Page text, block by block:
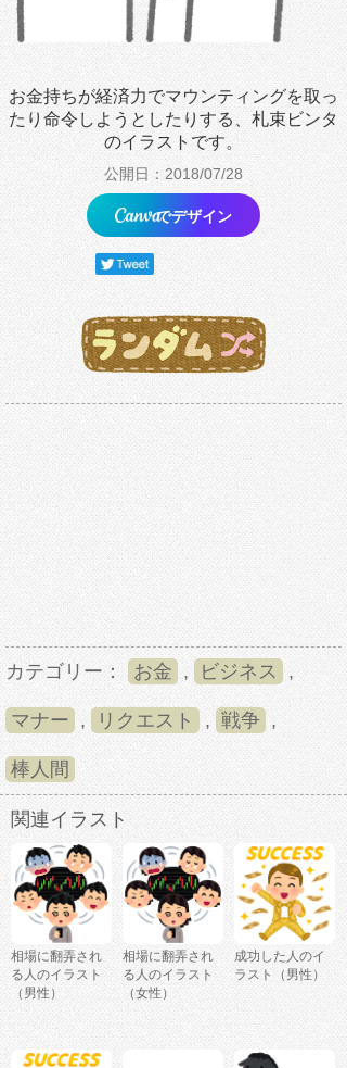
お金持ちが経済力でマウンティングを取っ
たり命令しようとしたりする、札束ビンタ
のイラストです。
公開日：2018/07/28
でデザイン
カテゴリー： お金 , ビジネス ,
マナー , リクエスト , 戦争 ,
棒人間
関連イラスト
相場に翻弄され
る人のイラスト
（男性）
相場に翻弄され
る人のイラスト
（女性）
成功した人のイ
ラスト（男性）